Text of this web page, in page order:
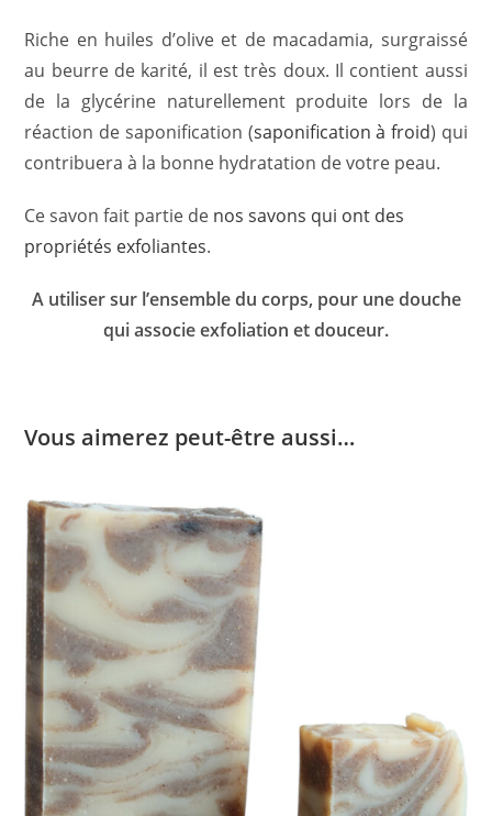
Riche en huiles d’olive et de macadamia, surgraissé
au beurre de karité, il est très doux. Il contient aussi
de la glycérine naturellement produite lors de la
réaction de saponification (saponification à froid) qui
contribuera à la bonne hydratation de votre peau.
Ce savon fait partie de nos savons qui ont des
propriétés exfoliantes.
A utiliser sur l’ensemble du corps, pour une douche
qui associe exfoliation et douceur.
Vous aimerez peut-être aussi…